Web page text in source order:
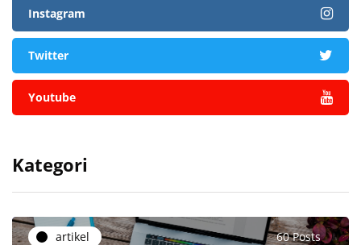
Instagram
Twitter
Youtube
Kategori
artikel 60 Posts